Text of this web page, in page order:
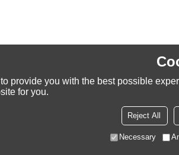
provide you with the best possible
for you.
Reject All
Necessary